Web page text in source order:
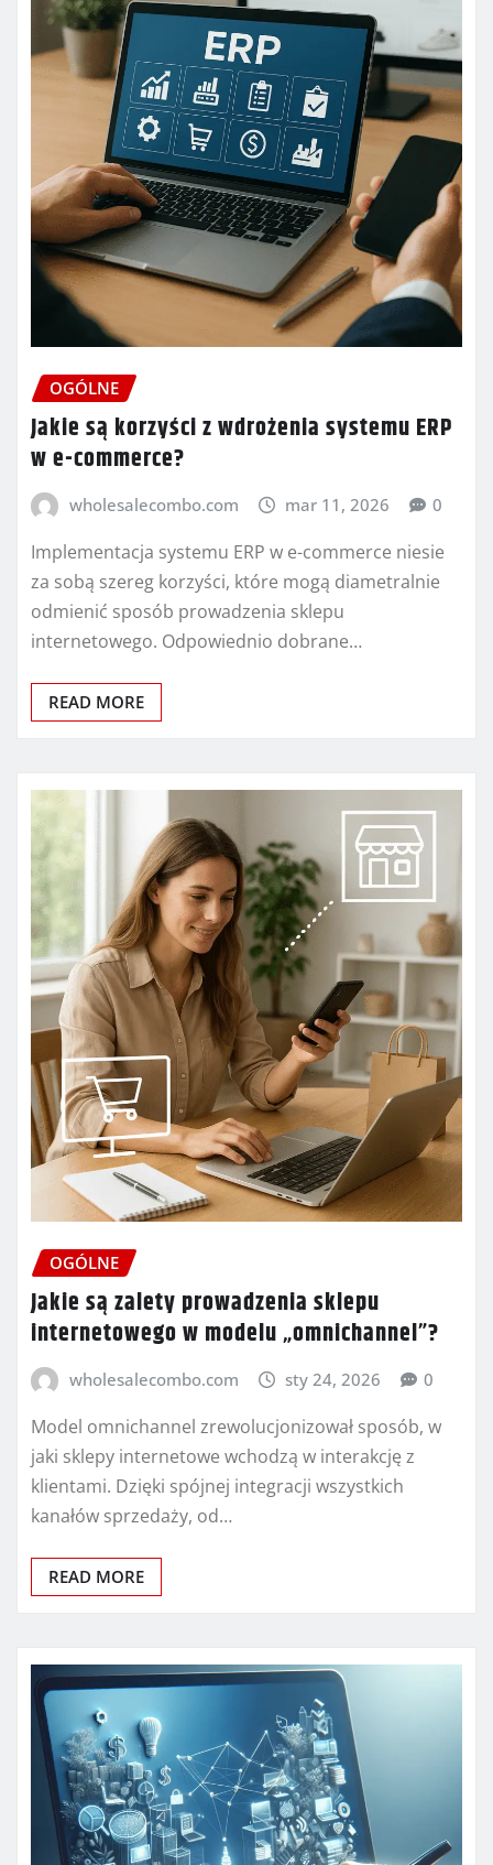
OGÓLNE
Jakie są korzyści z wdrożenia systemu ERP
w e-commerce?
wholesalecombo.com mar 11, 2026 0
Implementacja systemu ERP w e-commerce niesie
za sobą szereg korzyści, które mogą diametralnie
odmienić sposób prowadzenia sklepu
internetowego. Odpowiednio dobrane…
READ MORE
OGÓLNE
Jakie są zalety prowadzenia sklepu
internetowego w modelu „omnichannel”?
wholesalecombo.com sty 24, 2026 0
Model omnichannel zrewolucjonizował sposób, w
jaki sklepy internetowe wchodzą w interakcję z
klientami. Dzięki spójnej integracji wszystkich
kanałów sprzedaży, od…
READ MORE